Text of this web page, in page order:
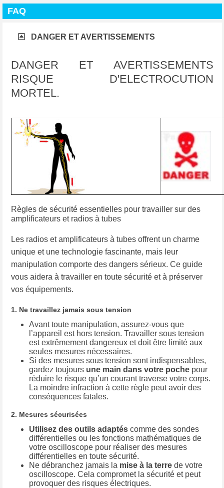
FAQ
​​​​​​​DANGER ET AVERTISSEMENTS
DANGER ET AVERTISSEMENTS
RISQUE D'ELECTROCUTION
MORTEL.
Règles de sécurité essentielles pour travailler sur des
amplificateurs et radios à tubes
Les radios et amplificateurs à tubes offrent un charme
unique et une technologie fascinante, mais leur
manipulation comporte des dangers sérieux. Ce guide
vous aidera à travailler en toute sécurité et à préserver
vos équipements.
1. Ne travaillez jamais sous tension
Avant toute manipulation, assurez-vous que
l’appareil est hors tension. Travailler sous tension
est extrêmement dangereux et doit être limité aux
seules mesures nécessaires.
Si des mesures sous tension sont indispensables,
gardez toujours une main dans votre pochepour
réduire le risque qu’un courant traverse votre corps.
La moindre infraction à cette règle peut avoir des
conséquences fatales.
2. Mesures sécurisées
Utilisez des outils adaptéscomme des sondes
différentielles ou les fonctions mathématiques de
votre oscilloscope pour réaliser des mesures
différentielles en toute sécurité.
Ne débranchez jamais la mise à la terrede votre
oscilloscope. Cela compromet la sécurité et peut
provoquer des risques électriques.